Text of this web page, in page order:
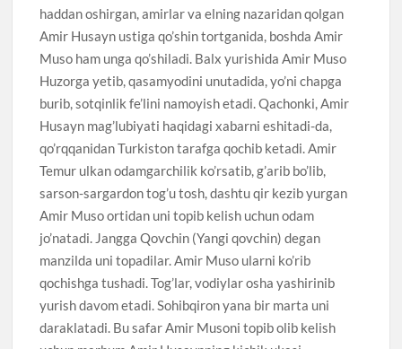
haddan oshirgan, amirlar va elning nazaridan qolgan
Amir Husayn ustiga qo’shin tortganida, boshda Amir
Muso ham unga qo’shiladi. Balx yurishida Amir Muso
Huzorga yetib, qasamyodini unutadida, yo’ni chapga
burib, sotqinlik fe’lini namoyish etadi. Qachonki, Amir
Husayn mag’lubiyati haqidagi xabarni eshitadi-da,
qo’rqqanidan Turkiston tarafga qochib ketadi. Amir
Temur ulkan odamgarchilik ko’rsatib, g’arib bo’lib,
sarson-sargardon tog’u tosh, dashtu qir kezib yurgan
Amir Muso ortidan uni topib kelish uchun odam
jo’natadi. Jangga Qovchin (Yangi qovchin) degan
manzilda uni topadilar. Amir Muso ularni ko’rib
qochishga tushadi. Tog’lar, vodiylar osha yashirinib
yurish davom etadi. Sohibqiron yana bir marta uni
daraklatadi. Bu safar Amir Musoni topib olib kelish